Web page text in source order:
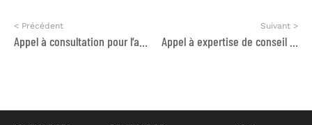
< Précédent Suivant >